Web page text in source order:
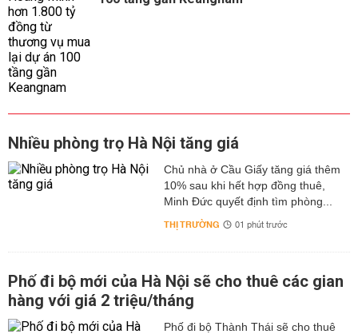
Nhiều phòng trọ Hà Nội tăng giá
Chủ nhà ở Cầu Giấy tăng giá thêm
10% sau khi hết hợp đồng thuê,
Minh Đức quyết định tìm phòng...
THỊ TRƯỜNG 01 phút trước
Phố đi bộ mới của Hà Nội sẽ cho thuê các gian
hàng với giá 2 triệu/tháng
Phố đi bộ Thành Thái sẽ cho thuê